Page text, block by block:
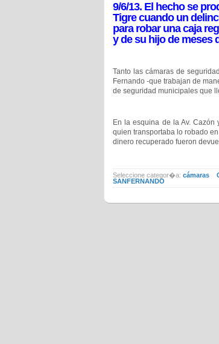
9/6/13. El hecho se
Tigre cuando un
para robar una caja
y de su hijo de meses
Tanto las cámaras de
Fernando -que trabajan de
de seguridad municipales que
En la esquina de la Av.
quien transportaba lo robado
dinero recuperado fueron
Seleccione categor�a: cámaras
SANFERNANDO